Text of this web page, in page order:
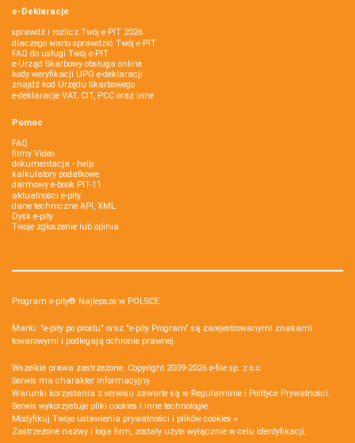
e-Deklaracje
sprawdź i rozlicz Twój e PIT 2026
dlaczego warto sprawdzić Twój e-PIT
FAQ do usługi Twój e-PIT
e-Urząd Skarbowy obsługa online
kody weryfikacji UPO e-deklaracji
znajdź kod Urzędu Skarbowego
e-deklaracje VAT, CIT, PCC oraz inne
Pomoc
FAQ
filmy Video
dokumentacja - help
kalkulatory podatkowe
darmowy e-book PIT-11
aktualności e-pity
dane techniczne API, XML
Dysk e-pity
Twoje zgłoszenie lub opinia
Program e-pity® Najlepsze w POLSCE.
Marki: "e-pity po prostu" oraz "e-pity Program" są zarejestrowanymi znakami
towarowymi i podlegają ochronie prawnej.
Wszelkie prawa zastrzeżone. Copyright 2009-2026 e-file sp. z o.o.
Serwis ma charakter informacyjny.
Warunki korzystania z serwisu zawarte są w Regulaminie i Polityce Prywatności.
Serwis wykorzystuje pliki cookies i inne technologie.
Modyfikuj Twoje ustawienia prywatności i plików cookies »
Zastrzeżone nazwy i loga firm, zostały użyte wyłącznie w celu identyfikacji.